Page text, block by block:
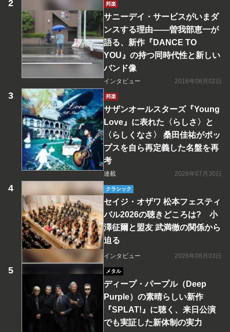
邦楽
サニーデイ・サービスがいまダ
ンスする理由――曽我部恵一が
語る、新作『DANCE TO
YOU』の持つ同時代性と新しい
バンド像
インタビュー 2016年08月02日
邦楽
サザンオールスターズ『Young
Love』に表れた〈らしさ〉と
〈らしくなさ〉 桑田佳祐がポッ
プスを自ら再定義した名盤を再
考
連載 2026年07月30日
クラシック
セイジ・オザワ 松本フェスティ
バル2026の聴きどころは? 小
澤征爾と盟友 武満徹の関係から
迫る
インタビュー 2026年08月03日
メタル
ディープ・パープル（Deep
Purple）の素晴らしい新作
『SPLAT!』に聴く、来日公演
でも実証した新体制の実力